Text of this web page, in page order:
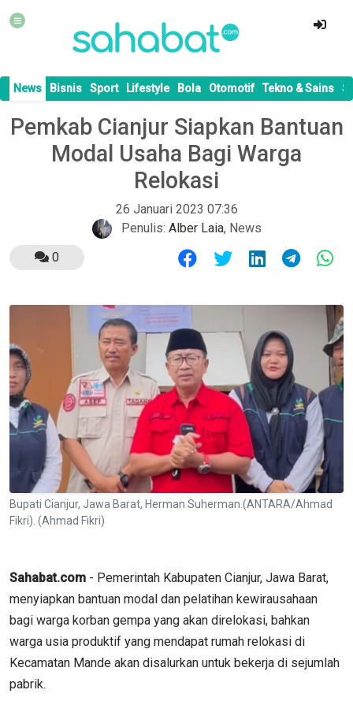
News Bisnis Sport Lifestyle Bola Otomotif Tekno & Sains
Pemkab Cianjur Siapkan Bantuan
Modal Usaha Bagi Warga
Relokasi
26 Januari 2023 07:36
Penulis: Alber Laia, News
0
Bupati Cianjur, Jawa Barat, Herman Suherman.(ANTARA/Ahmad
Fikri). (Ahmad Fikri)
Sahabat.com - Pemerintah Kabupaten Cianjur, Jawa Barat,
menyiapkan bantuan modal dan pelatihan kewirausahaan
bagi warga korban gempa yang akan direlokasi, bahkan
warga usia produktif yang mendapat rumah relokasi di
Kecamatan Mande akan disalurkan untuk bekerja di sejumlah
pabrik.